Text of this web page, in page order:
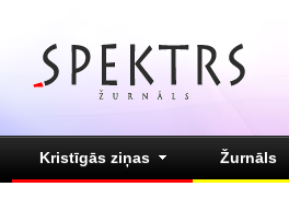
Kristīgās ziņas Žurnāls